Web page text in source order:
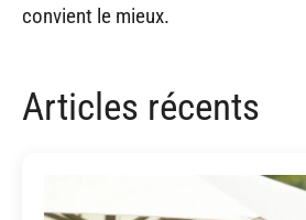
convient le mieux.
Articles récents